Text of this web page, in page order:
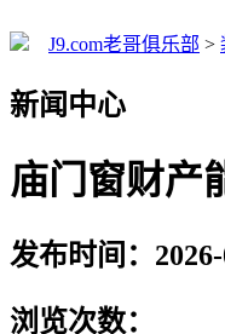
J9.com老哥俱乐部 >
新闻中心
庙门窗财产
发布时间：
浏览次数：